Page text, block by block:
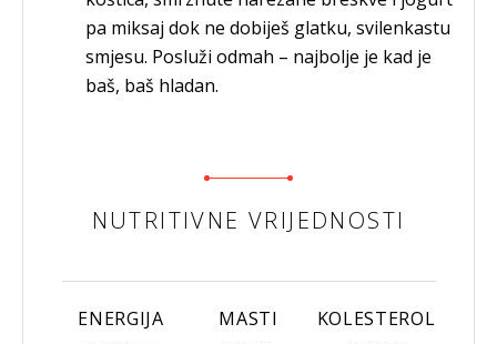
pa miksaj dok ne dobiješ glatku, svilenkastu
smjesu. Posluži odmah – najbolje je kad je
baš, baš hladan.
NUTRITIVNE VRIJEDNOSTI
ENERGIJA
MASTI
KOLESTEROL